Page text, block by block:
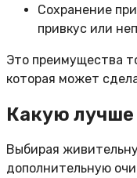
Сохранение
привкус или
Это преимущества
которая может
Какую лучше
Выбирая
дополнительную